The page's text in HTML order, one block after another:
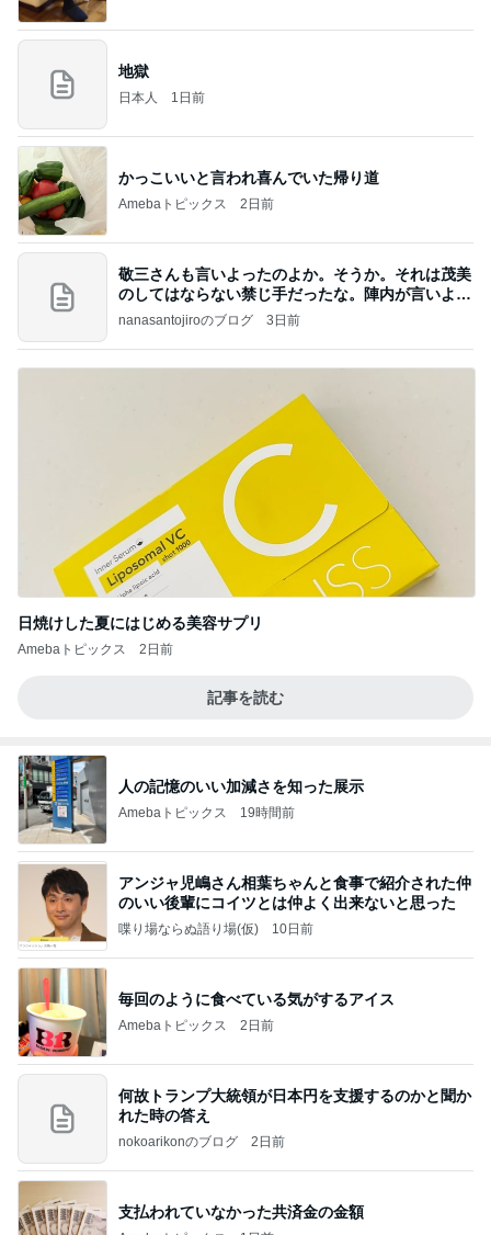
地獄
日本人 1日前
かっこいいと言われ喜んでいた帰り道
Amebaトピックス 2日前
敬三さんも言いよったのよか。そうか。それは茂美
のしてはならない禁じ手だったな。陣内が言いよる
のよ
nanasantojiroのブログ 3日前
日焼けした夏にはじめる美容サプリ
Amebaトピックス 2日前
記事を読む
人の記憶のいい加減さを知った展示
Amebaトピックス 19時間前
アンジャ児嶋さん相葉ちゃんと食事で紹介された仲
のいい後輩にコイツとは仲よく出来ないと思った
喋り場ならぬ語り場(仮) 10日前
毎回のように食べている気がするアイス
Amebaトピックス 2日前
何故トランプ大統領が日本円を支援するのかと聞か
れた時の答え
nokoarikonのブログ 2日前
支払われていなかった共済金の金額